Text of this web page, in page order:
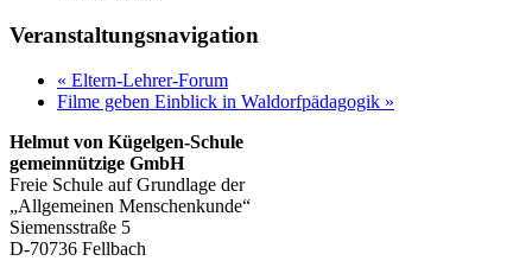
Veranstaltungsnavigation
« Eltern-Lehrer-Forum
Filme geben Einblick in Waldorfpädagogik »
Helmut von Kügelgen-Schule
gemeinnützige GmbH
Freie Schule auf Grundlage der
„Allgemeinen Menschenkunde“
Siemensstraße 5
D-70736 Fellbach